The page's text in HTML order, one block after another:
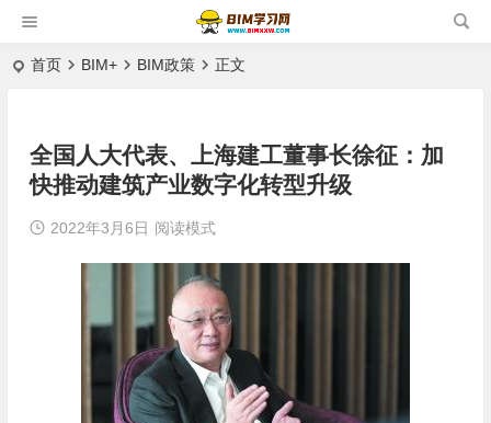
首页 BIM+ BIM政策 正文
全国人大代表、上海建工董事长徐征：加
快推动建筑产业数字化转型升级
2022年3月6日 阅读模式